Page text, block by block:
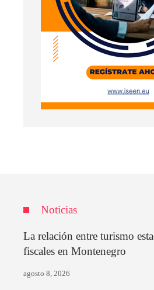
Noticias
La relación entre turismo
fiscales en Montenegro
agosto 8, 2026